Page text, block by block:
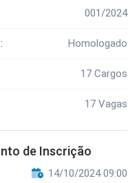
001/2024
Homologado
17 Cargos
17 Vagas
de Inscrição
14/10/2024 09:00